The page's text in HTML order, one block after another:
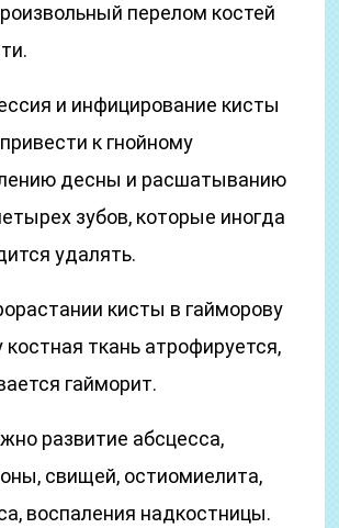
перелом костей
и инфицирование кисты
к гнойному
десны и расшатыванию
зубов, которые иногда
удалять.
кисты в гайморову
костная ткань атрофируется,
гайморит.
развитие абсцесса,
свищей, остиомиелита,
воспаления надкостницы.